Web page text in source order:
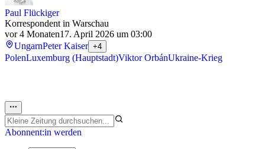
Paul Flückiger
Korrespondent in Warschau
vor 4 Monaten17. April 2026 um 03:00
UngarnPeter Kaiser +4
PolenLuxemburg (Hauptstadt)Viktor OrbánUkraine-Krieg
Abonnent:in werden